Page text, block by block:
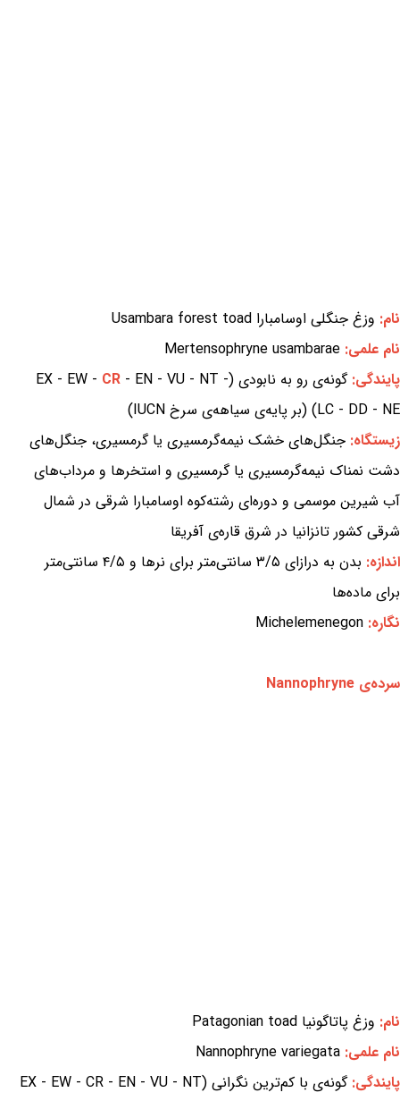
نام: وزغ جنگلی اوسامبارا Usambara forest toad
نام علمی: Mertensophryne usambarae
پایندگی:گونه‌ی رو به نابودی (EX - EW - CR - EN - VU - NT -
LC - DD - NE) (بر پایه‌ی سیاهه‌ی سرخ IUCN)
زیستگاه: جنگل‌های خشک نیمه‌گرمسیری یا گرمسیری، جنگل‌های
دشت نمناک نیمه‌گرمسیری یا گرمسیری و استخرها و مرداب‌های
آب شیرین موسمی و دوره‌ای رشته‌کوه اوسامبارا شرقی در شمال
شرقی کشور تانزانیا در شرق قاره‌ی آفریقا
اندازه:
بدن به درازای ۳/۵ سانتی‌متر برای نرها و ۴/۵ سانتی‌متر
برای ماده‌ها
نگاره: Michelemenegon
سرده‌ی Nannophryne
نام: وزغ پاتاگونیا Patagonian toad
نام علمی: Nannophryne variegata
پایندگی:
گونه‌ی با کم‌ترین نگرانی (EX - EW - CR - EN - VU - NT